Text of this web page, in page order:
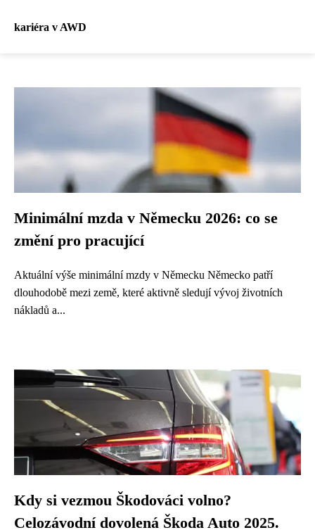
kariéra v AWD
Minimální mzda v Německu 2026: co se
změní pro pracující
Aktuální výše minimální mzdy v Německu Německo patří
dlouhodobě mezi země, které aktivně sledují vývoj životních
nákladů a...
Kdy si vezmou Škodováci volno?
Celozávodní dovolená Škoda Auto 2025.